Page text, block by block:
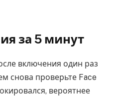
за 5 минут
включения один раз
снова проверьте Face
вероятнее